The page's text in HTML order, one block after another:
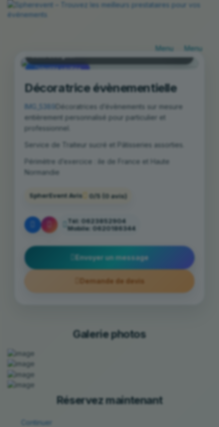
navigation
Identité vérifiée
Décoration événementielle,
Cake designer
Décoratrice évènementielle
IMG_5389
Décoratrices d’évènements sur mesure
entièrement personnalisé pour particulier et
professionnel.
Service de Traiteur sucré et Pâtisseries assorties.
Périmètre d’exercice : ile de France et Haute
Normandie
SpherEvent Avis 0/5 (0 avis)
Tél: 0623852904
Mobile: 0620186344
Envoyer un message
Demande de devis
Galerie photos
Réservez maintenant
Continuer